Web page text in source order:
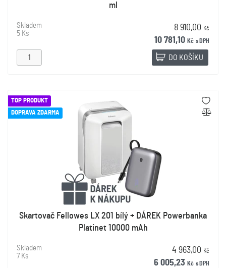
ml
Skladem
5 Ks
8 910,00 Kč
10 781,10 Kč s DPH
DO KOŠÍKU
TOP PRODUKT
DOPRAVA ZDARMA
Skartovač Fellowes LX 201 bílý + DÁREK Powerbanka
Platinet 10000 mAh
Skladem
7 Ks
4 963,00 Kč
6 005,23 Kč s DPH